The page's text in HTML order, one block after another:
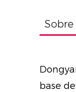
base